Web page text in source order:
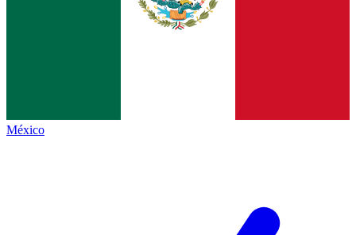
México